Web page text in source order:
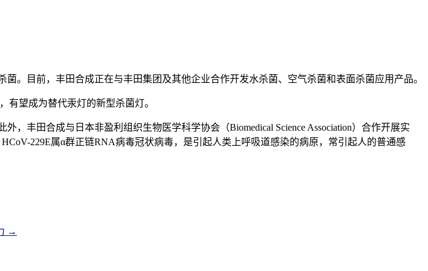
菌。目前，丰田合成正在与丰田集团及其他企业合作开发水杀菌、空气杀菌和表面杀菌应用产品。
有望成为替代汞灯的新型杀菌灯。
丰田合成与日本非盈利组织生物医学科学协会（Biomedical Science Association）合作开展实
229E属α群正链RNA病毒冠状病毒，是引起人类上呼吸道感染的病原，常引起人的普通感
→